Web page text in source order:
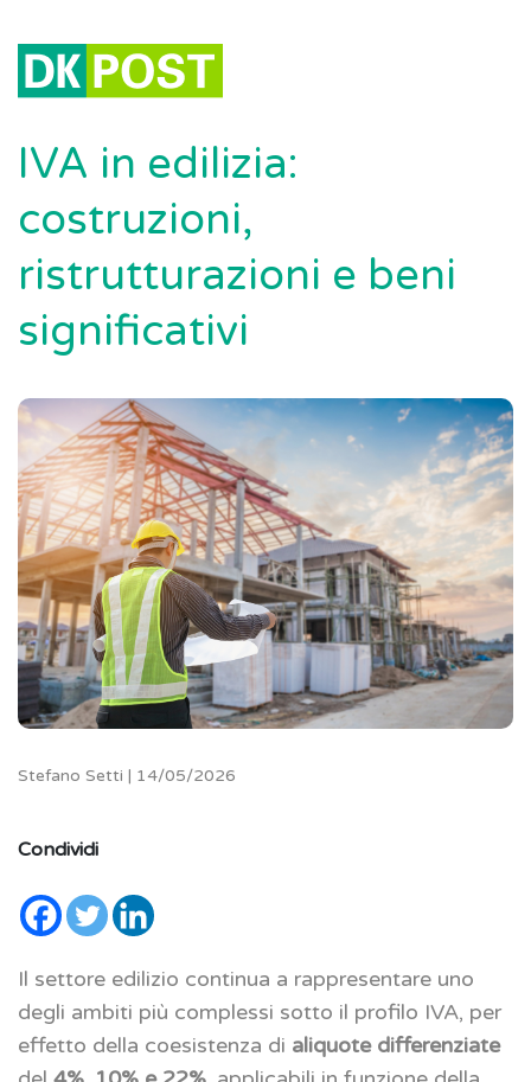
IVA in edilizia:
costruzioni,
ristrutturazioni e beni
significativi
Stefano Setti | 14/05/2026
Condividi
Il settore edilizio continua a rappresentare uno
degli ambiti più complessi sotto il profilo IVA, per
effetto della coesistenza di aliquote differenziate